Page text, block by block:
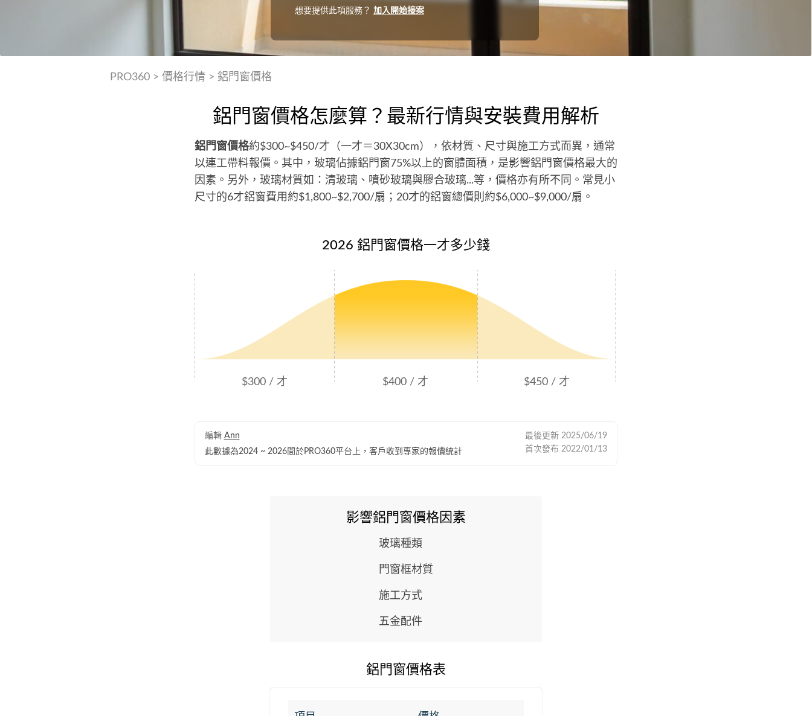
想要提供此項服務？ 加入開始接案
PRO360> 價格行情> 鋁門窗價格
鋁門窗價格怎麼算？最新行情與安裝費用解析
鋁門窗價格約$300~$450/才（一才＝30X30cm），依材質、尺寸與施工方式而異，通常
以連工帶料報價。其中，玻璃佔據鋁門窗75%以上的窗體面積，是影響鋁門窗價格最大的
因素。另外，玻璃材質如：清玻璃、噴砂玻璃與膠合玻璃...等，價格亦有所不同。常見小
尺寸的6才鋁窗費用約$1,800~$2,700/扇；20才的鋁窗總價則約$6,000~$9,000/扇。
2026 鋁門窗價格一才多少錢
$300 / 才 $400 / 才 $450 / 才
編輯 Ann
此數據為2024 ~ 2026間於PRO360平台上，客戶收到專家的報價統計
最後更新 2025/06/19
首次發布 2022/01/13
影響鋁門窗價格因素
玻璃種類
門窗框材質
施工方式
五金配件
鋁門窗價格表